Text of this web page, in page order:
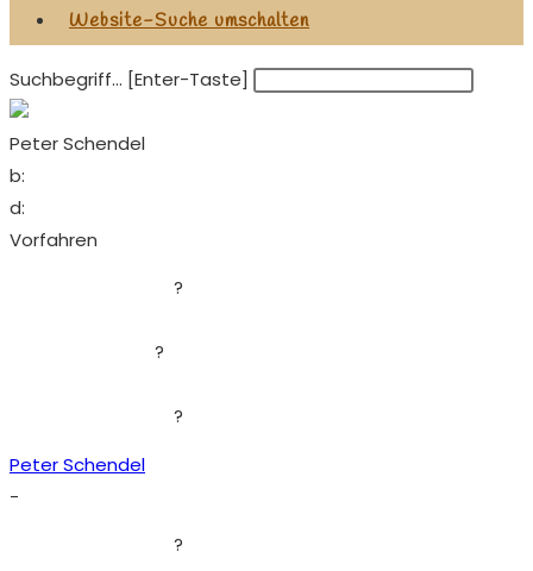
Website-Suche umschalten
Suchbegriff... [Enter-Taste]
Peter Schendel
b:
d:
Vorfahren
?
?
?
Peter Schendel
-
?